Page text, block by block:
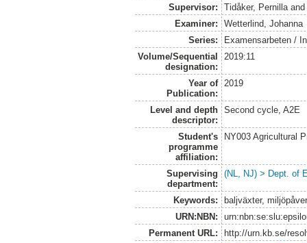
Supervisor:
Tidåker, Pernilla and
Examiner:
Wetterlind, Johanna
Series:
Examensarbeten /
Volume/Sequential
designation:
2019:11
Year of
Publication:
2019
Level and depth
descriptor:
Second cycle, A2E
Student's
programme
affiliation:
NY003 Agricultural
Supervising
department:
(NL, NJ) > Dept. of
Keywords:
baljväxter,
URN:NBN:
Permanent URL:
http://urn.kb.se/